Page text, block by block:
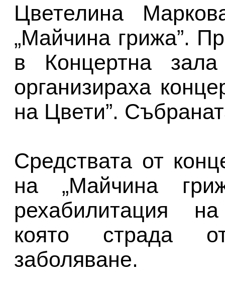
Цветелина
„Майчина грижа”.
в Концертна
организираха
на Цвети”.
Средствата от
на „Майчина
рехабилитация
която страда
заболяване.